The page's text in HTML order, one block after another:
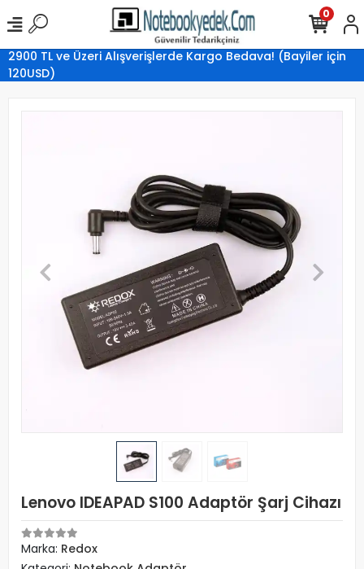
2900 TL ve Üzeri Alışverişlerde Kargo Bedava! (Bayiler için
120USD)
0
Lenovo IDEAPAD S100 Adaptör Şarj Cihazı
Marka: Redox